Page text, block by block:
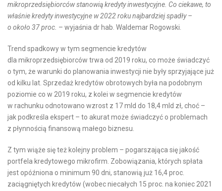
mikroprzedsiębiorców stanowią kredyty inwestycyjne. Co ciekawe, to
właśnie kredyty inwestycyjne w 2022 roku najbardziej spadły –
o około 37 proc. – wyjaśnia dr hab. Waldemar Rogowski.
Trend spadkowy w tym segmencie kredytów
dla mikroprzedsiębiorców trwa od 2019 roku, co może świadczyć
o tym, że warunki do planowania inwestycji nie były sprzyjające już
od kilku lat. Sprzedaż kredytów obrotowych była na podobnym
poziomie co w 2019 roku, z kolei w segmencie kredytów
w rachunku odnotowano wzrost z 17 mld do 18,4 mld zł, choć –
jak podkreśla ekspert – to akurat może świadczyć o problemach
z płynnością finansową małego biznesu.
Z tym wiąże się też kolejny problem – pogarszająca się jakość
portfela kredytowego mikrofirm. Zobowiązania, których spłata
jest opóźniona o minimum 90 dni, stanowią już 16,4 proc.
zaciągniętych kredytów (wobec niecałych 15 proc. na koniec 2021